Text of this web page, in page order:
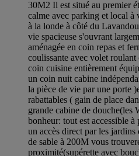
30M2 Il est situé au premier
calme avec parking et local
à la londe à côté du
vie spacieuse s'ouvrant
aménagée en coin repas et
coulissante avec volet roulant
coin cuisine entièrement
un coin nuit cabine
la pièce de vie par une porte
rabattables ( gain de place
grande cabine de douche(les
bonheur: tout est accessible
un accès direct par les
de sable à 200M vous
proximité(supérette avec